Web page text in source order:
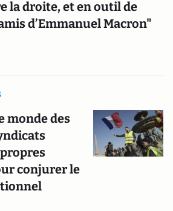
la droite, et en outil de
d’Emmanuel Macron"
monde des
conjurer le